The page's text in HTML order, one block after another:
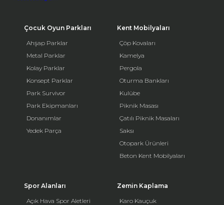
Çocuk Oyun Parkları
Ahşap Parklar
Metal Parklar
Kolay Parklar
Konsept Parklar
Park Survivor
Park Ekipmanları
Donanımlar
Yedek Parça
Kent Mobilyaları
Çöp Kovaları
Kamelya
Pergola
Oturma Bankları
Kulübe
Piknik Masası
Çatılı Piknik Masaları
Saksı
Otopark Ürünleri
Beton Kent Mobilyaları
Spor Alanları
Açık Hava Spor Aletleri
Zemin Kaplama
Karo Kauçuk